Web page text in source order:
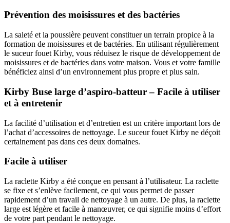
Prévention des moisissures et des bactéries
La saleté et la poussière peuvent constituer un terrain propice à la
formation de moisissures et de bactéries. En utilisant régulièrement
le suceur fouet Kirby, vous réduisez le risque de développement de
moisissures et de bactéries dans votre maison. Vous et votre famille
bénéficiez ainsi d’un environnement plus propre et plus sain.
Kirby Buse large d’aspiro-batteur – Facile à utiliser
et à entretenir
La facilité d’utilisation et d’entretien est un critère important lors de
l’achat d’accessoires de nettoyage. Le suceur fouet Kirby ne déçoit
certainement pas dans ces deux domaines.
Facile à utiliser
La raclette Kirby a été conçue en pensant à l’utilisateur. La raclette
se fixe et s’enlève facilement, ce qui vous permet de passer
rapidement d’un travail de nettoyage à un autre. De plus, la raclette
large est légère et facile à manœuvrer, ce qui signifie moins d’effort
de votre part pendant le nettoyage.